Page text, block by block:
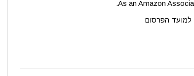
As an Amazon
למועד הפרסום